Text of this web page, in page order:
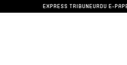
EXPRESS TRIBUNEURDU E-